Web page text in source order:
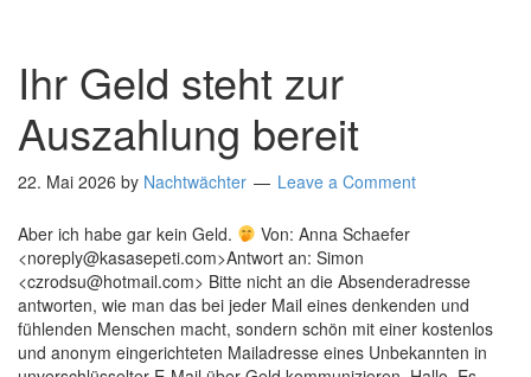
Ihr Geld steht zur
Auszahlung bereit
22. Mai 2026 by Nachtwächter Leave a Comment
Aber ich habe gar kein Geld.
Von: Anna Schaefer
<noreply@kasasepeti.com>Antwort an: Simon
<czrodsu@hotmail.com> Bitte nicht an die Absenderadresse
antworten, wie man das bei jeder Mail eines denkenden und
fühlenden Menschen macht, sondern schön mit einer kostenlos
und anonym eingerichteten Mailadresse eines Unbekannten in